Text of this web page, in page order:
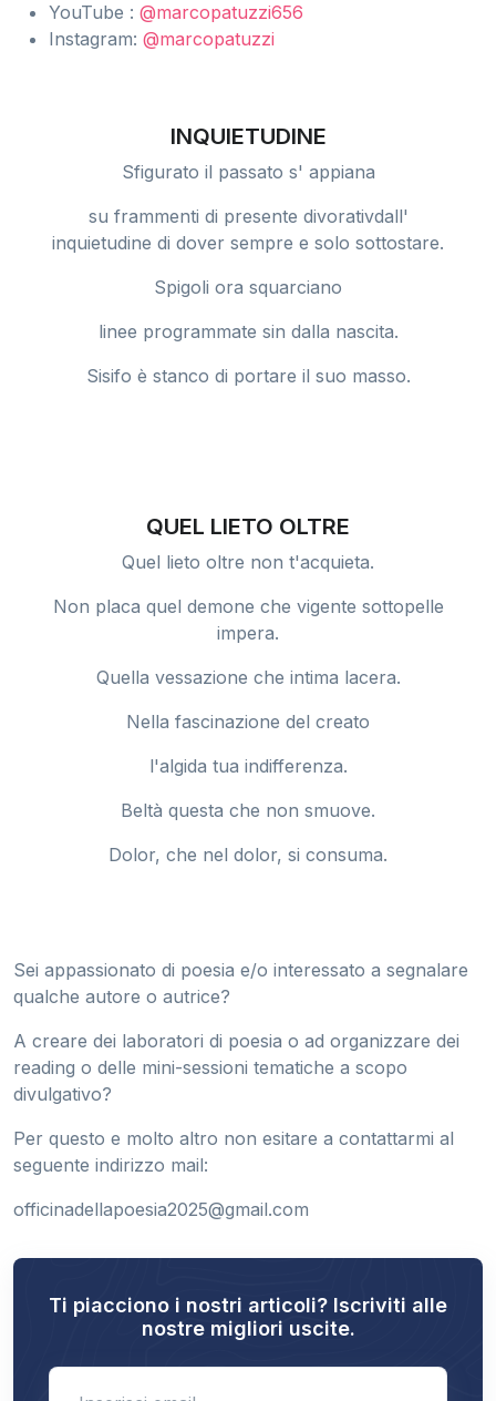
YouTube : @marcopatuzzi656
Instagram: @marcopatuzzi
INQUIETUDINE
Sfigurato il passato s' appiana
su frammenti di presente divorativdall'
inquietudine di dover sempre e solo sottostare.
Spigoli ora squarciano
linee programmate sin dalla nascita.
Sisifo è stanco di portare il suo masso.
QUEL LIETO OLTRE
Quel lieto oltre non t'acquieta.
Non placa quel demone che vigente sottopelle
impera.
Quella vessazione che intima lacera.
Nella fascinazione del creato
l'algida tua indifferenza.
Beltà questa che non smuove.
Dolor, che nel dolor, si consuma.
Sei appassionato di poesia e/o interessato a segnalare
qualche autore o autrice?
A creare dei laboratori di poesia o ad organizzare dei
reading o delle mini-sessioni tematiche a scopo
divulgativo?
Per questo e molto altro non esitare a contattarmi al
seguente indirizzo mail:
officinadellapoesia2025@gmail.com
Ti piacciono i nostri articoli? Iscriviti alle
nostre migliori uscite.